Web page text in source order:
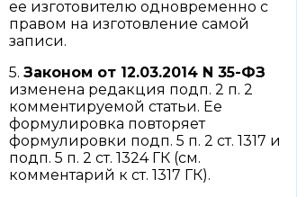
ее изготовителю одновременно с
правом на изготовление самой
записи.
5. Законом от 12.03.2014 N 35-ФЗ
изменена редакция подп. 2 п. 2
комментируемой статьи. Ее
формулировка повторяет
формулировки подп. 5 п. 2 ст. 1317 и
подп. 5 п. 2 ст. 1324 ГК (см.
комментарий к ст. 1317 ГК).